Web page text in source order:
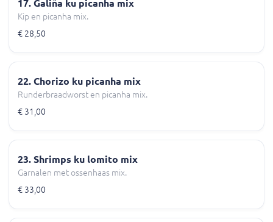
17. Galiña ku picanha mix
Kip en picanha mix.
€ 28,50
22. Chorizo ku picanha mix
Runderbraadworst en picanha mix.
€ 31,00
23. Shrimps ku lomito mix
Garnalen met ossenhaas mix.
€ 33,00